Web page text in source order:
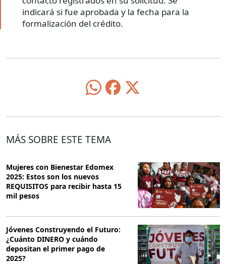
indicará si fue aprobada y la fecha para la
formalización del crédito.
MÁS SOBRE ESTE TEMA
Mujeres con Bienestar Edomex
2025: Estos son los nuevos
REQUISITOS para recibir hasta 15
mil pesos
Jóvenes Construyendo el Futuro:
¿Cuánto DINERO y cuándo
depositan el primer pago de
2025?